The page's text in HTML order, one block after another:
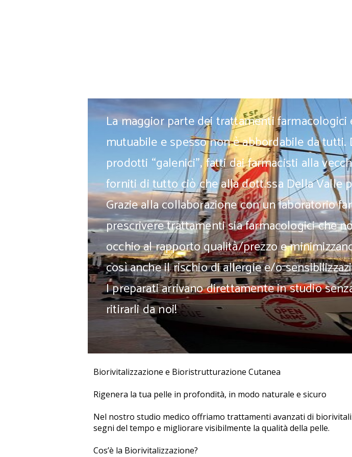
Biorivitalizzazione e Bioristrutturazione Cutanea
Rigenera la tua pelle in profondità, in modo naturale e sicuro
Nel nostro studio medico offriamo trattamenti avanzati di
segni del tempo e migliorare visibilmente la qualità della pelle.
Cos’è la Biorivitalizzazione?
La maggior parte dei trattamenti
mutuabile e spesso non è abbordabile da
prodotti “galenici”, fatti dai farmacisti alla
forniti di tutto ciò che alla dott.ssa Della Valle
Grazie alla collaborazione con un laboratorio
prescrivere trattamenti sia farmacologici che
occhio al rapporto qualità/prezzo e
così anche il rischio di allergie e/o
I preparati arrivano direttamente in studio
ritirarli da noi!